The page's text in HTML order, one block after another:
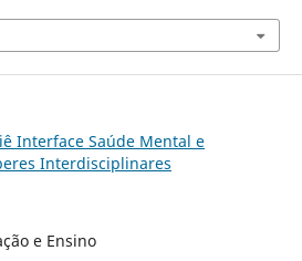
Interface Saúde Mental e
Interdisciplinares
e Ensino